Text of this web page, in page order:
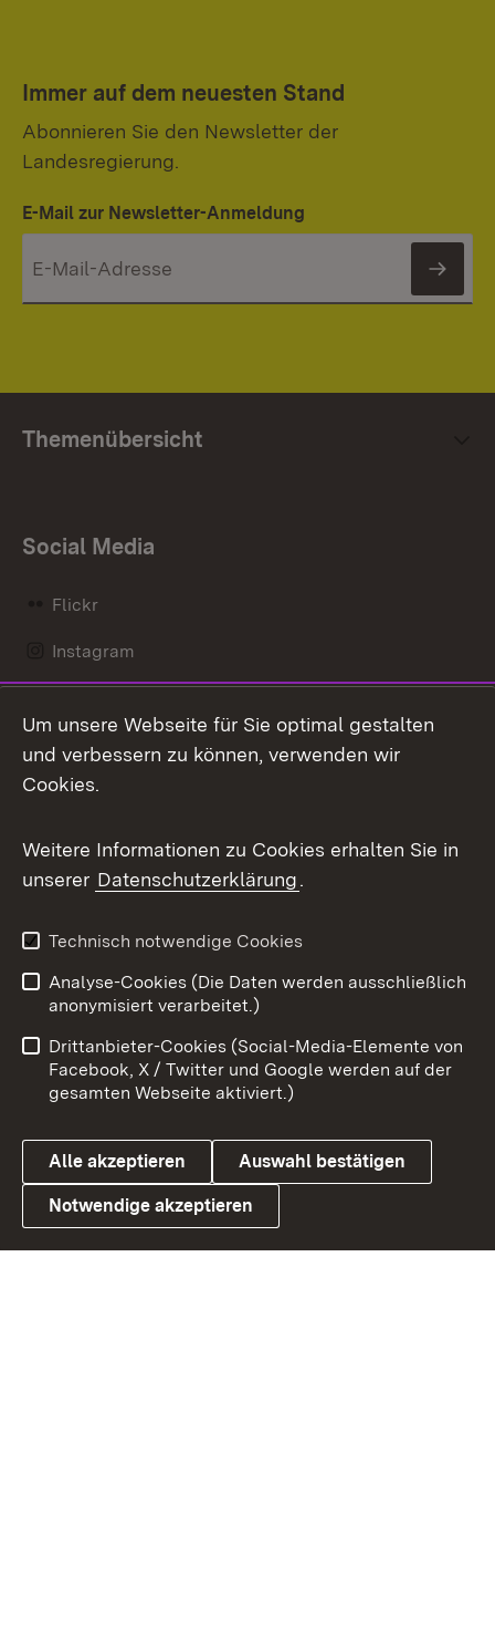
Immer auf dem neuesten Stand
Abonnieren Sie den Newsletter der
Landesregierung.
E-Mail zur Newsletter-Anmeldung
Themenübersicht
Social Media
Flickr
Instagram
Mastodon
Messenger
Social Wall
X / Twitter
Youtube
Link zum Landesportal
Benutzungshinweise
Barrierefreiheit
Datenschutz
Cookies
Um unsere Webseite für Sie optimal gestalten
und verbessern zu können, verwenden wir
Cookies.
Weitere Informationen zu Cookies erhalten Sie in
unserer Datenschutzerklärung.
Technisch notwendige Cookies
Analyse-Cookies (Die Daten werden ausschließlich
anonymisiert verarbeitet.)
Drittanbieter-Cookies (Social-Media-Elemente von
Facebook, X / Twitter und Google werden auf der
gesamten Webseite aktiviert.)
Alle akzeptieren Auswahl bestätigen
Notwendige akzeptieren